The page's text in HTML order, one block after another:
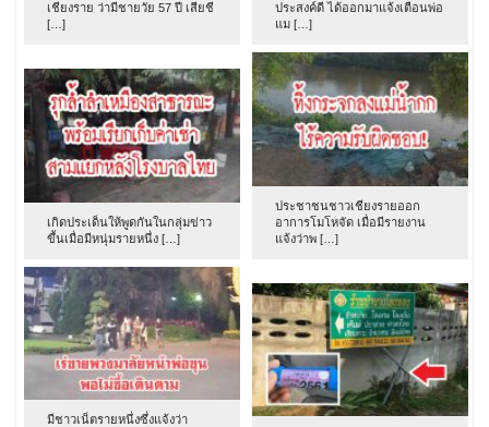
เชียงราย ว่ามีชายวัย 57 ปี เสียชี
[…]
ประสงค์ดี ได้ออกมาแจ้งเตือนพ่อ
แม […]
เกิดประเด็นให้พูดกันในกลุ่มข่าว
ขึ้นเมื่อมีหนุ่มรายหนึ่ง […]
ประชาชนชาวเชียงรายออก
อาการโมโหจัด เมื่อมีรายงาน
แจ้งว่าพ […]
มีชาวเน็ตรายหนึ่งซึ่งแจ้งว่า